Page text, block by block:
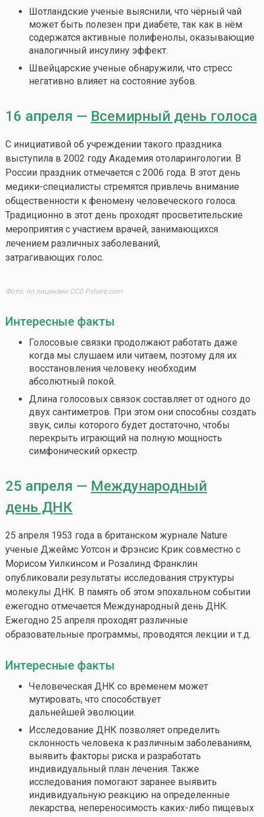
Шотландские ученые выяснили, что чёрный чай
может быть полезен при диабете, так как в нём
содержатся активные полифенолы, оказывающие
аналогичный инсулину эффект.
Швейцарские ученые обнаружили, что стресс
негативно влияет на состояние зубов.
16 апреля — Всемирный день голоса
С инициативой об учреждении такого праздника
выступила в 2002 году Академия отоларингологии. В
России праздник отмечается с 2006 года. В этот день
медики-специалисты стремятся привлечь внимание
общественности к феномену человеческого голоса.
Традиционно в этот день проходят просветительские
мероприятия с участием врачей, занимающихся
лечением различных заболеваний,
затрагивающих голос.
Фото: по лицензии CC0 Pxhere.com
Интересные факты
Голосовые связки продолжают работать даже
когда мы слушаем или читаем, поэтому для их
восстановления человеку необходим
абсолютный покой.
Длина голосовых связок составляет от одного до
двух сантиметров. При этом они способны создать
звук, силы которого будет достаточно, чтобы
перекрыть играющий на полную мощность
симфонический оркестр.
25 апреля — Международный
день ДНК
25 апреля 1953 года в британском журнале Nature
ученые Джеймс Уотсон и Фрэнсис Крик совместно с
Морисом Уилкинсом и Розалинд Франклин
опубликовали результаты исследования структуры
молекулы ДНК. В память об этом эпохальном событии
ежегодно отмечается Международный день ДНК.
Ежегодно 25 апреля проходят различные
образовательные программы, проводятся лекции и т.д.
Интересные факты
Человеческая ДНК со временем может
мутировать, что способствует
дальнейшей эволюции.
Исследование ДНК позволяет определить
склонность человека к различным заболеваниям,
выявить факторы риска и разработать
индивидуальный план лечения. Также
исследования помогают заранее выявить
индивидуальную реакцию на определенные
лекарства, непереносимость каких-либо пищевых